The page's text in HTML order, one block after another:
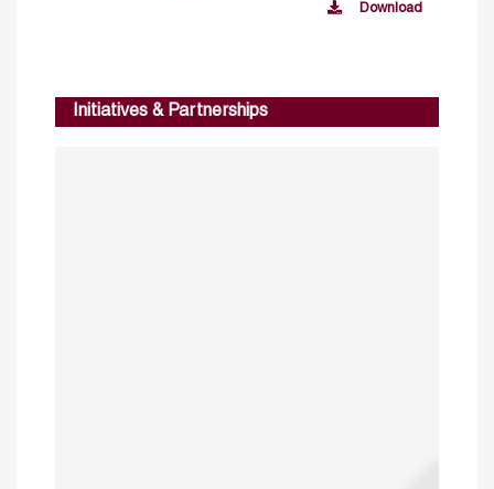
Download
Initiatives & Partnerships